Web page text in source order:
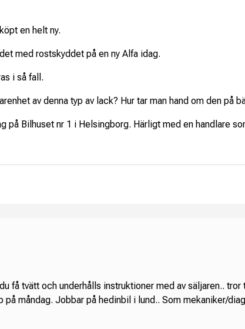
en helt ny.
med rostskyddet på en ny Alfa idag.
i så fall.
av denna typ av lack? Hur tar man hand om den på
på Bilhuset nr 1 i Helsingborg. Härligt med en handlare
få tvätt och underhålls instruktioner med av säljaren..
måndag. Jobbar på hedinbil i lund.. Som mekaniker/